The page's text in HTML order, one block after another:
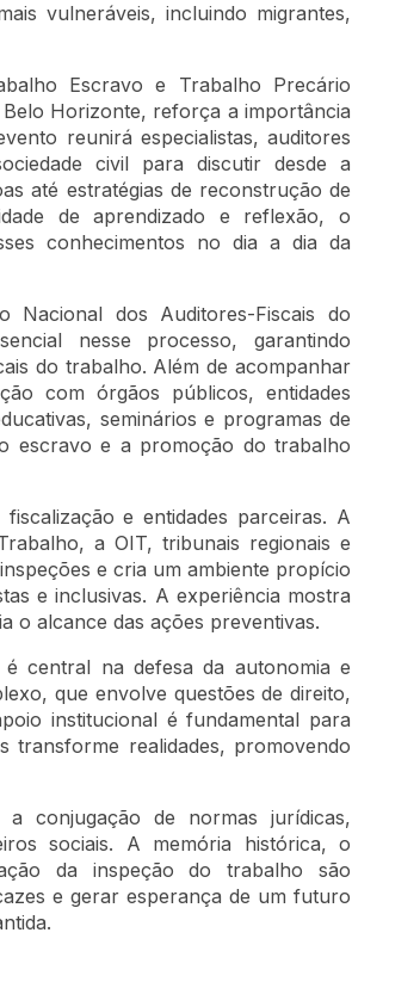
vulneráveis, incluindo migrantes,
Escravo e Trabalho Precário
Horizonte, reforça a importância
reunirá especialistas, auditores
civil para discutir desde a
até estratégias de reconstrução de
de aprendizado e reflexão, o
conhecimentos no dia a dia da
Nacional dos Auditores-Fiscais do
nesse processo, garantindo
do trabalho. Além de acompanhar
com órgãos públicos, entidades
seminários e programas de
escravo e a promoção do trabalho
e entidades parceiras. A
a OIT, tribunais regionais e
e cria um ambiente propício
e inclusivas. A experiência mostra
o alcance das ações preventivas.
central na defesa da autonomia e
que envolve questões de direito,
institucional é fundamental para
transforme realidades, promovendo
conjugação de normas jurídicas,
sociais. A memória histórica, o
da inspeção do trabalho são
e gerar esperança de um futuro